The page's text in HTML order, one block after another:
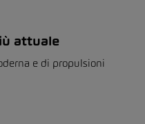
attuale
e di propulsioni